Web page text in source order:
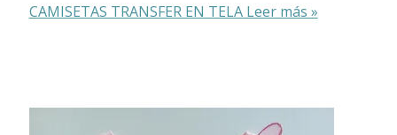
CAMISETAS TRANSFER EN TELALeer más »